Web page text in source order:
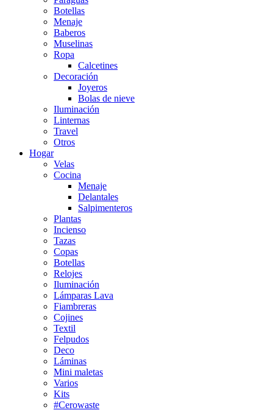
Botellas
Menaje
Baberos
Muselinas
Ropa
Calcetines
Decoración
Joyeros
Bolas de nieve
Iluminación
Linternas
Travel
Otros
Hogar
Velas
Cocina
Menaje
Delantales
Salpimenteros
Plantas
Incienso
Tazas
Copas
Botellas
Relojes
Iluminación
Lámparas Lava
Fiambreras
Cojines
Textil
Felpudos
Deco
Láminas
Mini maletas
Varios
Kits
#Cerowaste